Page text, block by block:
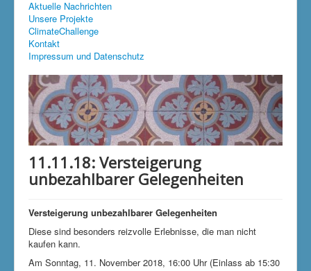
Über uns
Mitmachen, Spenden, Stiften
Links
Versteigerungen
Klimaschutzgruppe
Aktuelle Seite: Startseite
Versteigerungen
Versteigerungen
Aktuelle Nachrichten
Unsere Projekte
ClimateChallenge
Kontakt
Impressum und Datenschutz
11.11.18: Versteigerung
unbezahlbarer Gelegenheiten
Versteigerung unbezahlbarer Gelegenheiten
Diese sind besonders reizvolle Erlebnisse, die man nicht
kaufen kann.
Am Sonntag, 11. November 2018, 16:00 Uhr (Einlass ab 15:30